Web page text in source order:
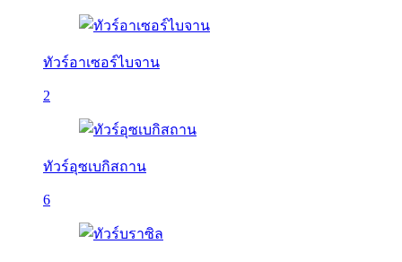
ทัวร์อาเซอร์ไบจาน
2
ทัวร์อุซเบกิสถาน
6